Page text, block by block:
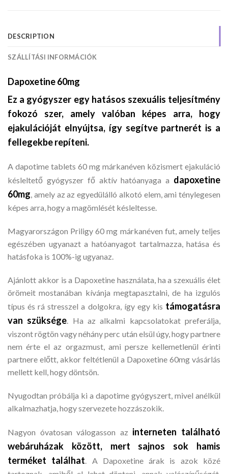
DESCRIPTION
SZÁLLÍTÁSI INFORMÁCIÓK
Dapoxetine 60mg
Ez a gyógyszer egy hatásos szexuális teljesítmény
fokozó szer, amely valóban képes arra, hogy
ejakulációját elnyújtsa, így segítve partnerét is a
fellegekbe repíteni.
A dapotime tablets 60 mg márkanéven közismert ejakuláció
késleltető gyógyszer fő aktív hatóanyaga a dapoxetine
60mg, amely az az egyedülálló alkotó elem, ami ténylegesen
képes arra, hogy a magömlését késleltesse.
Magyarországon Priligy 60 mg márkanéven fut, amely teljes
egészében ugyanazt a hatóanyagot tartalmazza, hatása és
hatásfoka is 100%-ig ugyanaz.
Ajánlott akkor is a Dapoxetine használata, ha a szexuális élet
örömeit mostanában kívánja megtapasztalni, de ha izgulós
típus és rá stresszel a dolgokra, így egy kis támogatásra
van szüksége . Ha az alkalmi kapcsolatokat preferálja,
viszont rögtön vagy néhány perc után elsül úgy, hogy partnere
nem érte el az orgazmust, ami persze kellemetlenül érinti
partnere előtt, akkor feltétlenül a Dapoxetine 60mg vásárlás
mellett kell, hogy döntsön.
Nyugodtan próbálja ki a dapotime gyógyszert, mivel anélkül
alkalmazhatja, hogy szervezete hozzászokik.
Nagyon óvatosan válogasson az interneten található
webáruházak között, mert sajnos sok hamis
terméket találhat. A Dapoxetine árak is azok közé